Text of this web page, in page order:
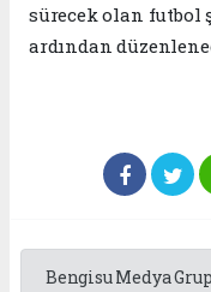
sürecek olan futbol
ardından
Bengisu Medya Grup